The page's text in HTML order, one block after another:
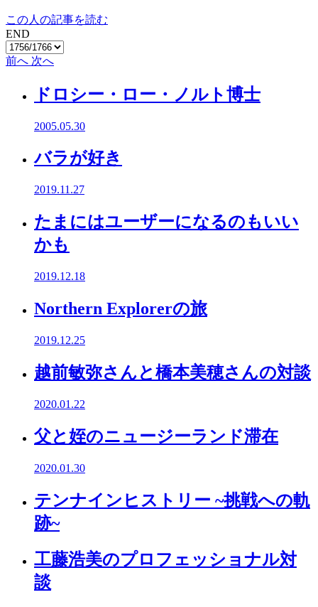
この人の記事を読む
END
前へ 次へ
ドロシー・ロー・ノルト博士
2005.05.30
バラが好き
2019.11.27
たまにはユーザーになるのもいい
かも
2019.12.18
Northern Explorerの旅
2019.12.25
越前敏弥さんと橋本美穂さんの対談
2020.01.22
父と姪のニュージーランド滞在
2020.01.30
テンナインヒストリー ~挑戦への軌
跡~
工藤浩美のプロフェッショナル対
談